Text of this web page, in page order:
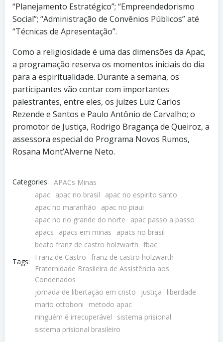
“Planejamento Estratégico”; “Empreendedorismo
Social”; “Administração de Convênios Públicos” até
“Técnicas de Apresentação”.
Como a religiosidade é uma das dimensões da Apac,
a programação reserva os momentos iniciais do dia
para a espiritualidade. Durante a semana, os
participantes vão contar com importantes
palestrantes, entre eles, os juízes Luiz Carlos
Rezende e Santos e Paulo Antônio de Carvalho; o
promotor de Justiça, Rodrigo Bragança de Queiroz, a
assessora especial do Programa Novos Rumos,
Rosana Mont’Alverne Neto.
Categories: APACs Minas
Tags:
apac apac no brasil
apac no espirito santo
apac no maranhão
apac no piaui
apac no rio grande do norte
apac passo a passo
apacs
apacs em minas
apacs no brasil
beato franz de castro holzwarth fbac
Franz de Castro franz de castro holzwarth
Fraternidade Brasileira de Assistência aos
Condenados
jornada de libertação em cristo
justiça
liberdade
mario ottoboni
metodo apac
ninguém é irrecuperável
sistema prisional
sistema prisional brasileiro